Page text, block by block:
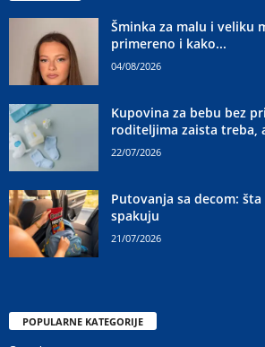
Šminka za malu i veliku
primereno i kako...
04/08/2026
Kupovina za bebu bez
roditeljima zaista treba,
22/07/2026
Putovanja sa decom:
spakuju
21/07/2026
POPULARNE KATEGORIJE